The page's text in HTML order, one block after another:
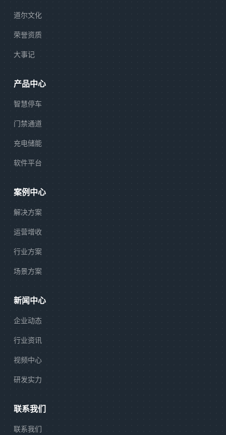
道尔文化
荣誉资质
大事记
产品中心
智慧停车
门禁通道
充电储能
软件平台
案例中心
解决方案
运营增收
行业方案
场景方案
新闻中心
企业动态
行业资讯
视频中心
研发实力
联系我们
联系我们